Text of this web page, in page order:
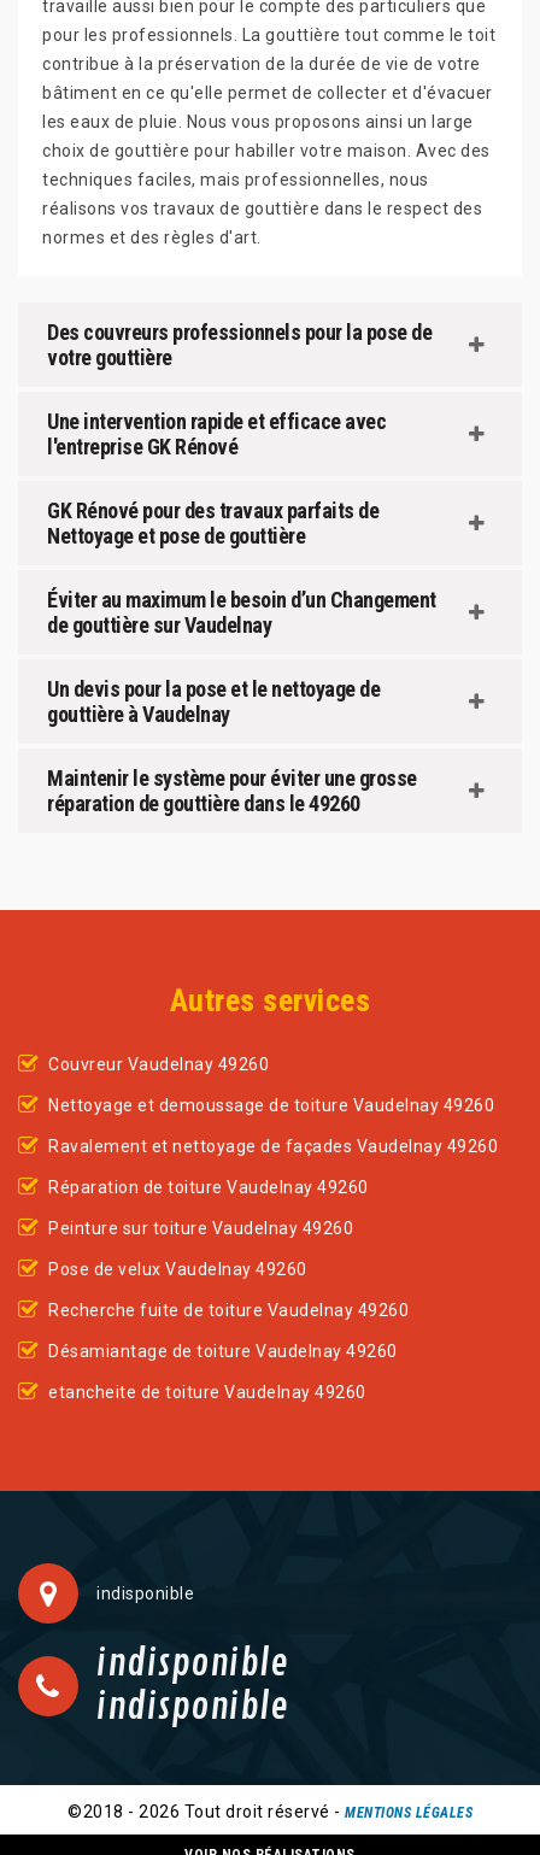
travaille aussi bien pour le compte des particuliers que
pour les professionnels. La gouttière tout comme le toit
contribue à la préservation de la durée de vie de votre
bâtiment en ce qu'elle permet de collecter et d'évacuer
les eaux de pluie. Nous vous proposons ainsi un large
choix de gouttière pour habiller votre maison. Avec des
techniques faciles, mais professionnelles, nous
réalisons vos travaux de gouttière dans le respect des
normes et des règles d'art.
Des couvreurs professionnels pour la pose de
votre gouttière
Une intervention rapide et efficace avec
l'entreprise GK Rénové
GK Rénové pour des travaux parfaits de
Nettoyage et pose de gouttière
Éviter au maximum le besoin d’un Changement
de gouttière sur Vaudelnay
Un devis pour la pose et le nettoyage de
gouttière à Vaudelnay
Maintenir le système pour éviter une grosse
réparation de gouttière dans le 49260
Autres services
Couvreur Vaudelnay 49260
Nettoyage et demoussage de toiture Vaudelnay 49260
Ravalement et nettoyage de façades Vaudelnay 49260
Réparation de toiture Vaudelnay 49260
Peinture sur toiture Vaudelnay 49260
Pose de velux Vaudelnay 49260
Recherche fuite de toiture Vaudelnay 49260
Désamiantage de toiture Vaudelnay 49260
etancheite de toiture Vaudelnay 49260
indisponible
indisponible
indisponible
©2018 - 2026 Tout droit réservé - MENTIONS LÉGALES